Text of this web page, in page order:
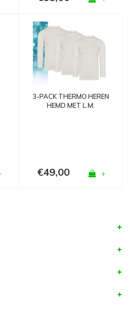
3-PACK THERMO HEREN
HEMD MET L.M.
€49,00 +